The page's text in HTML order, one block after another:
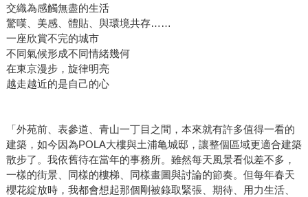
交織為感觸無盡的生活
驚嘆、美感、體貼、與環境共存……
一座欣賞不完的城市
不同氣候形成不同情緒幾何
在東京漫步，旋律明亮
越走越近的是自己的心
「外苑前、表參道、青山一丁目之間，本來就有許多值得一看的
建築，如今因為POLA大樓與土浦亀城邸，讓整個區域更適合建築
散步了。我依舊待在當年的事務所。雖然每天風景看似差不多，
一樣的街景、同樣的樓梯、同樣畫圖與討論的節奏。但每年春天
櫻花綻放時，我都會想起那個剛被錄取緊張、期待、用力生活、